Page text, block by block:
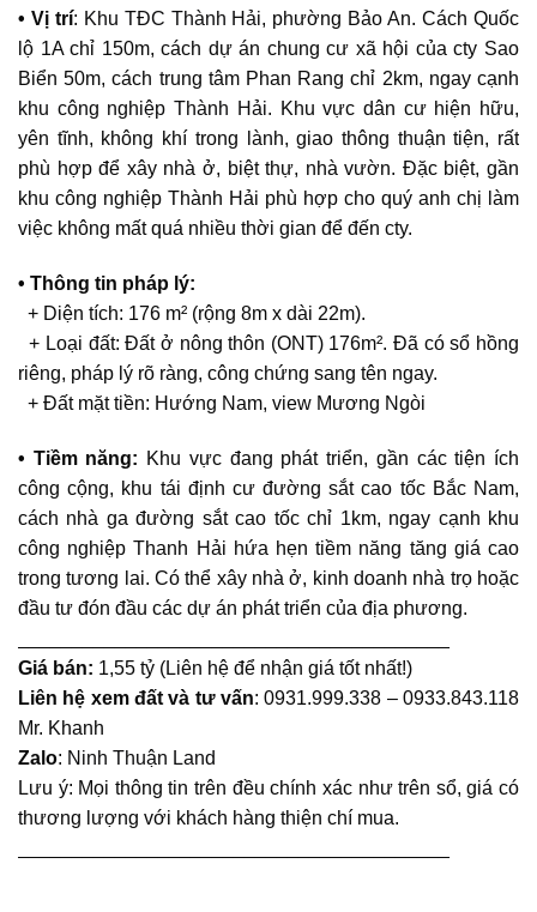
• Vị trí: Khu TĐC Thành Hải, phường Bảo An. Cách Quốc
lộ 1A chỉ 150m, cách dự án chung cư xã hội của cty Sao
Biển 50m, cách trung tâm Phan Rang chỉ 2km, ngay cạnh
khu công nghiệp Thành Hải. Khu vực dân cư hiện hữu,
yên tĩnh, không khí trong lành, giao thông thuận tiện, rất
phù hợp để xây nhà ở, biệt thự, nhà vườn. Đặc biệt, gần
khu công nghiệp Thành Hải phù hợp cho quý anh chị làm
việc không mất quá nhiều thời gian để đến cty.
• Thông tin pháp lý:
+ Diện tích: 176 m² (rộng 8m x dài 22m).
+ Loại đất: Đất ở nông thôn (ONT) 176m². Đã có sổ hồng
riêng, pháp lý rõ ràng, công chứng sang tên ngay.
+ Đất mặt tiền: Hướng Nam, view Mương Ngòi
• Tiềm năng: Khu vực đang phát triển, gần các tiện ích
công cộng, khu tái định cư đường sắt cao tốc Bắc Nam,
cách nhà ga đường sắt cao tốc chỉ 1km, ngay cạnh khu
công nghiệp Thanh Hải hứa hẹn tiềm năng tăng giá cao
trong tương lai. Có thể xây nhà ở, kinh doanh nhà trọ hoặc
đầu tư đón đầu các dự án phát triển của địa phương.
Giá bán: 1,55 tỷ (Liên hệ để nhận giá tốt nhất!)
Liên hệ xem đất và tư vấn: 0931.999.338 – 0933.843.118
Mr. Khanh
Zalo: Ninh Thuận Land
Lưu ý: Mọi thông tin trên đều chính xác như trên sổ, giá có
thương lượng với khách hàng thiện chí mua.